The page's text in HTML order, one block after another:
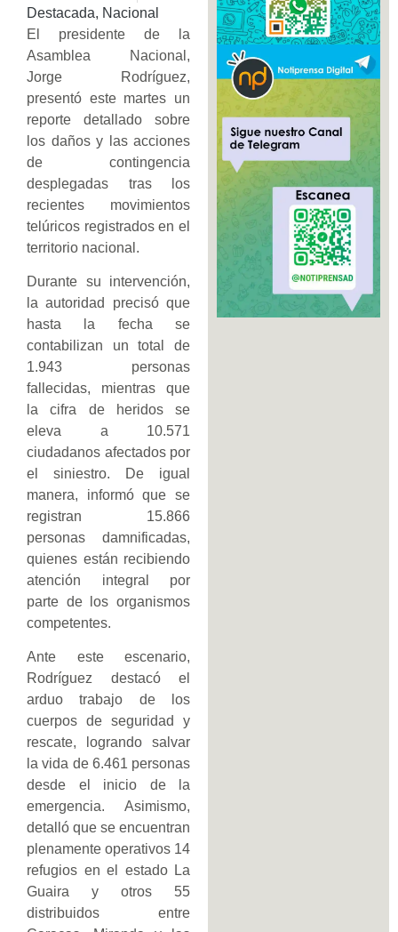
Destacada, Nacional
El presidente de la
Asamblea Nacional,
Jorge Rodríguez,
presentó este martes un
reporte detallado sobre
los daños y las acciones
de contingencia
desplegadas tras los
recientes movimientos
telúricos registrados en el
territorio nacional.
Durante su intervención,
la autoridad precisó que
hasta la fecha se
contabilizan un total de
1.943 personas
fallecidas, mientras que
la cifra de heridos se
eleva a 10.571
ciudadanos afectados por
el siniestro. De igual
manera, informó que se
registran 15.866
personas damnificadas,
quienes están recibiendo
atención integral por
parte de los organismos
competentes.
Ante este escenario,
Rodríguez destacó el
arduo trabajo de los
cuerpos de seguridad y
rescate, logrando salvar
la vida de 6.461 personas
desde el inicio de la
emergencia. Asimismo,
detalló que se encuentran
plenamente operativos 14
refugios en el estado La
Guaira y otros 55
distribuidos entre